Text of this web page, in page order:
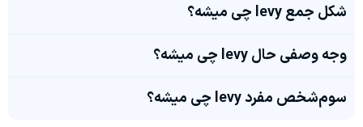
شکل جمع levy چی میشه؟
وجه وصفی حال levy چی میشه؟
سوم‌شخص مفرد levy چی میشه؟